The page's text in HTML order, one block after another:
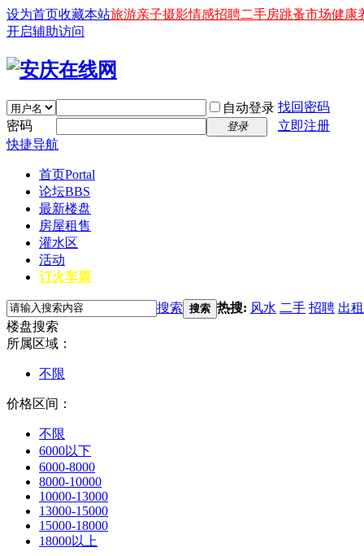
设为首页收藏本站旅游亲子摄影情感招聘二手房跳蚤市场健康
开启辅助访问
自动登录 找回密码
密码
登录
立即注册
快捷导航
首页Portal
论坛BBS
最新楼盘
房屋租售
灌水区
活动
订火车票
搜索 搜索 热搜: 风水 二手 招聘 出租
楼盘搜索
所属区域：
不限
价格区间：
不限
6000以下
6000-8000
8000-10000
10000-13000
13000-15000
15000-18000
18000以上